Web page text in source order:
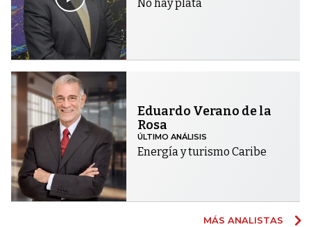
No hay plata
Eduardo Verano de la
Rosa
ÚLTIMO ANÁLISIS
Energía y turismo Caribe
MÁS ANALISTAS